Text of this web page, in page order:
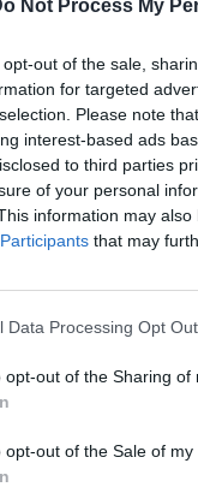
Not Process My
opt-out of the sale,
for targeted
Please note
interest-based ads
to third parties
of your personal
information may
that may
Data Processing Opt
opt-out of the Sharing of
opt-out of the Sale of